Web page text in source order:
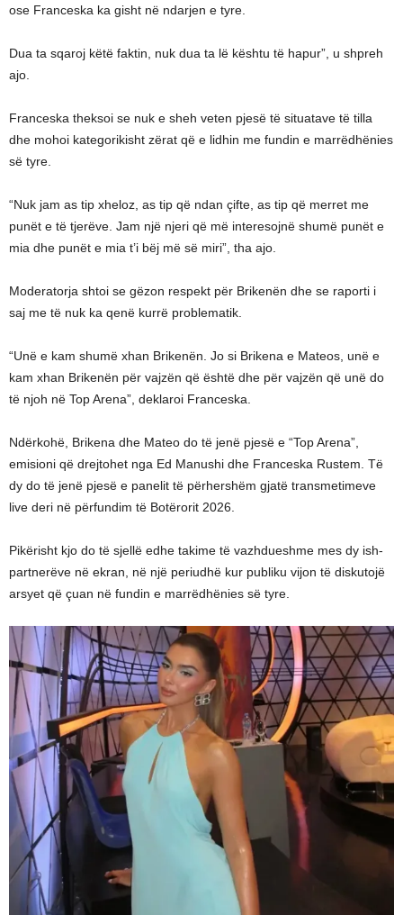
ose Franceska ka gisht në ndarjen e tyre.
Dua ta sqaroj këtë faktin, nuk dua ta lë kështu të hapur”, u shpreh
ajo.
Franceska theksoi se nuk e sheh veten pjesë të situatave të tilla
dhe mohoi kategorikisht zërat që e lidhin me fundin e marrëdhënies
së tyre.
“Nuk jam as tip xheloz, as tip që ndan çifte, as tip që merret me
punët e të tjerëve. Jam një njeri që më interesojnë shumë punët e
mia dhe punët e mia t’i bëj më së miri”, tha ajo.
Moderatorja shtoi se gëzon respekt për Brikenën dhe se raporti i
saj me të nuk ka qenë kurrë problematik.
“Unë e kam shumë xhan Brikenën. Jo si Brikena e Mateos, unë e
kam xhan Brikenën për vajzën që është dhe për vajzën që unë do
të njoh në Top Arena”, deklaroi Franceska.
Ndërkohë, Brikena dhe Mateo do të jenë pjesë e “Top Arena”,
emisioni që drejtohet nga Ed Manushi dhe Franceska Rustem. Të
dy do të jenë pjesë e panelit të përhershëm gjatë transmetimeve
live deri në përfundim të Botërorit 2026.
Pikërisht kjo do të sjellë edhe takime të vazhdueshme mes dy ish-
partnerëve në ekran, në një periudhë kur publiku vijon të diskutojë
arsyet që çuan në fundin e marrëdhënies së tyre.